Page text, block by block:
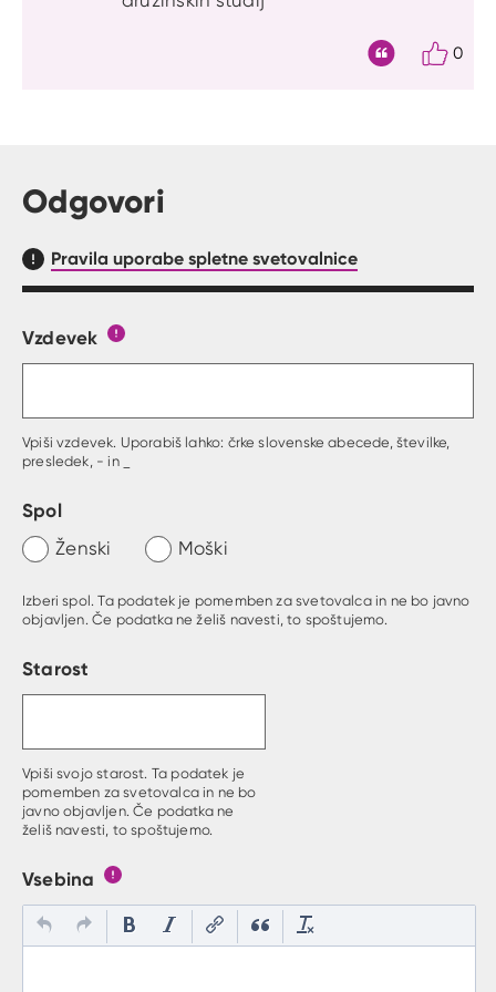
0
Odgovori
Pravila uporabe spletne svetovalnice
Obrazec, kjer lahko zastaviš vprašanje
Vzdevek
Vpiši vzdevek. Uporabiš lahko: črke slovenske abecede, številke,
presledek, - in _
Spol
Ženski Moški
Izberi spol. Ta podatek je pomemben za svetovalca in ne bo javno
objavljen. Če podatka ne želiš navesti, to spoštujemo.
Starost
Vpiši svojo starost. Ta podatek je
pomemben za svetovalca in ne bo
javno objavljen. Če podatka ne
želiš navesti, to spoštujemo.
Vsebina